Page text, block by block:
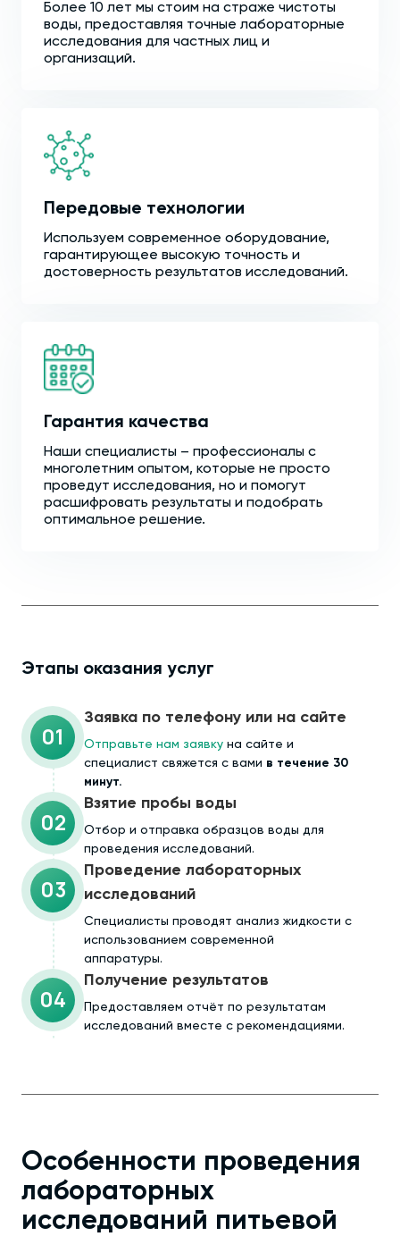
Более 10 лет мы стоим на страже чистоты
воды, предоставляя точные лабораторные
исследования для частных лиц и
организаций.
Передовые технологии
Используем современное оборудование,
гарантирующее высокую точность и
достоверность результатов исследований.
Гарантия качества
Наши специалисты – профессионалы с
многолетним опытом, которые не просто
проведут исследования, но и помогут
расшифровать результаты и подобрать
оптимальное решение.
Этапы оказания услуг
01
Заявка по телефону или на сайте
Отправьте нам заявку на сайте и
специалист свяжется с вами в течение 30
минут.
02
Взятие пробы воды
Отбор и отправка образцов воды для
проведения исследований.
03
Проведение лабораторных
исследований
Специалисты проводят анализ жидкости с
использованием современной
аппаратуры.
04
Получение результатов
Предоставляем отчёт по результатам
исследований вместе с рекомендациями.
Особенности проведения
лабораторных
исследований питьевой